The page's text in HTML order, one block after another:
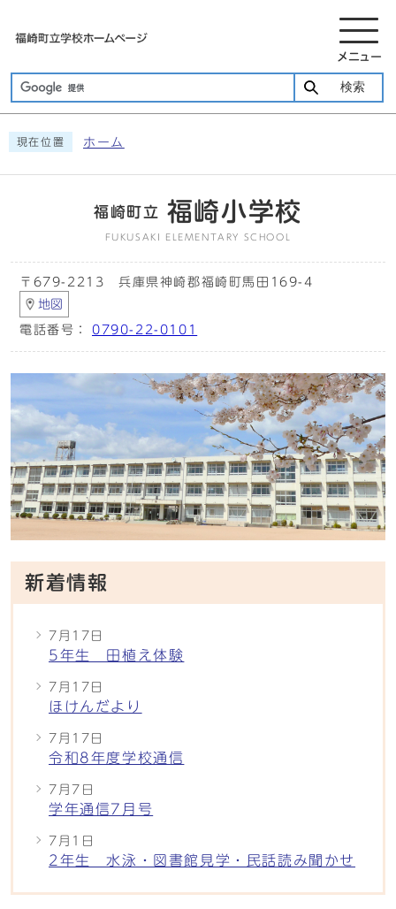
メニュー
検索
現在位置 ホーム
福崎町立 福崎小学校
FUKUSAKI ELEMENTARY SCHOOL
〒679-2213 兵庫県神崎郡福崎町馬田169-4
地図
電話番号： 0790-22-0101
新着情報
7月17日
5年生 田植え体験
7月17日
ほけんだより
7月17日
令和8年度学校通信
7月7日
学年通信7月号
7月1日
2年生 水泳・図書館見学・民話読み聞かせ